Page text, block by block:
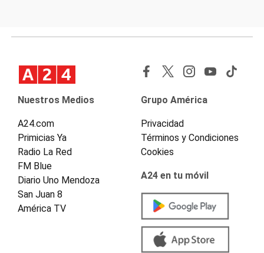
Nuestros Medios
A24.com
Primicias Ya
Radio La Red
FM Blue
Diario Uno Mendoza
San Juan 8
América TV
Grupo América
Privacidad
Términos y Condiciones
Cookies
A24 en tu móvil